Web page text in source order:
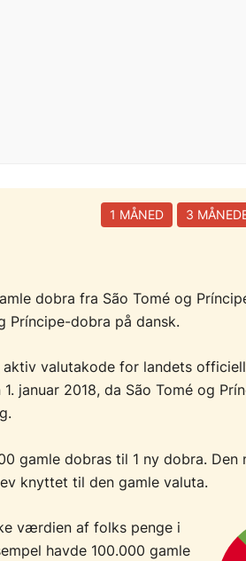
1 MÅNED 3
dobra fra São Tomé og
Príncipe-dobra på dansk.
valutakode for landets
januar 2018, da São Tomé og
gamle dobras til 1 ny dobra. Den
knyttet til den gamle valuta.
værdien af folks penge i
havde 100.000 gamle